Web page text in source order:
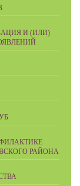
И (ИЛИ)
РАЙОНА